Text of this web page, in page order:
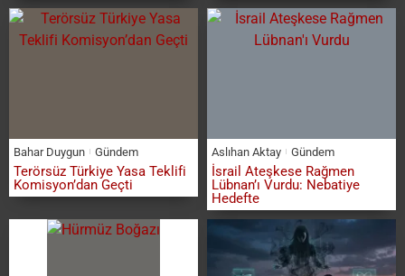
Bahar Duygun Gündem
Terörsüz Türkiye Yasa Teklifi
Komisyon’dan Geçti
Aslıhan Aktay Gündem
İsrail Ateşkese Rağmen
Lübnan’ı Vurdu: Nebatiye
Hedefte